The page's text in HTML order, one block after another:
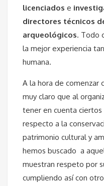
licenciados e
directores técnicos
arqueológicos. Todo
la mejor experiencia
humana.
A la hora de comenzar
muy claro que al
tener en cuenta
respecto a la
patrimonio cultural y
hemos buscado a
muestran respeto por
cumpliendo así con